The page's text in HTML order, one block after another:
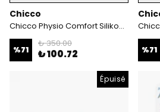
Chicco
Chicco Physio Comfort Silikon Emzik (12 Ay+) 2'li- Kız
%71
₺ 350.00
₺ 100.72 %71
Épuisé